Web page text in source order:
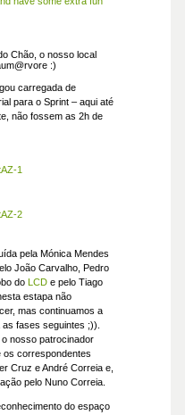
Chão, o nosso local
:)
carregada de
para o Sprint – aqui até
não fossem as 2h de
pela Mónica Mendes
João Carvalho, Pedro
do LCDe pelo Tiago
estapa não
mas continuamos a
fases seguintes ;)).
nosso patrocinador
os correspondentes
Cruz e André Correia e,
pelo Nuno Correia.
do espaço